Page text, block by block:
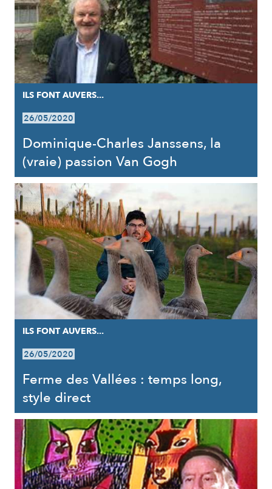
ILS FONT AUVERS...
26/05/2020
Dominique-Charles Janssens, la
(vraie) passion Van Gogh
ILS FONT AUVERS...
26/05/2020
Ferme des Vallées : temps long,
style direct